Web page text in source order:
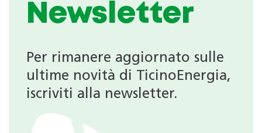
Newsletter
Per rimanere aggiornato sulle
ultime novità di TicinoEnergia,
iscriviti alla newsletter.